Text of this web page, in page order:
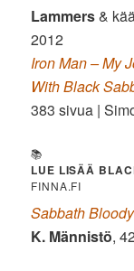
Lammers&
2012
Iron Man – My
With Black
383 sivua |
📚
LUE LISÄÄ
FINNA.FI
Sabbath
K. Männistö,